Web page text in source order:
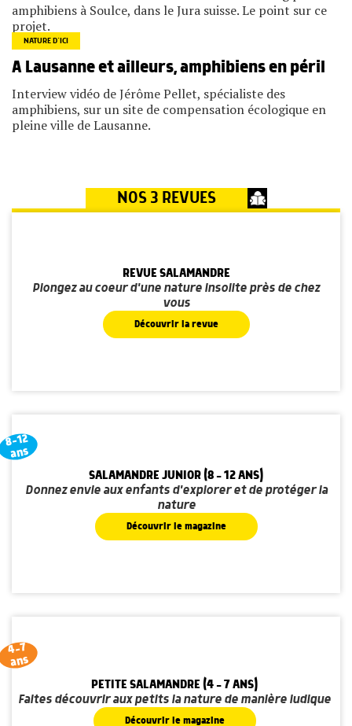
amphibiens à Soulce, dans le Jura suisse. Le point sur ce
projet.
NATURE D’ICI
A Lausanne et ailleurs, amphibiens en péril
Interview vidéo de Jérôme Pellet, spécialiste des
amphibiens, sur un site de compensation écologique en
pleine ville de Lausanne.
NOS 3 REVUES
REVUE SALAMANDRE
Plongez au coeur d'une nature insolite près de chez
vous
Découvrir la revue
8-12
ans
SALAMANDRE JUNIOR (8 - 12 ANS)
Donnez envie aux enfants d'explorer et de protéger la
nature
Découvrir le magazine
4-7
ans
PETITE SALAMANDRE (4 - 7 ANS)
Faites découvrir aux petits la nature de manière ludique
Découvrir le magazine